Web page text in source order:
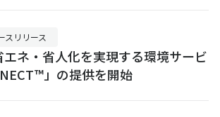
スリリース
ネ・省人化を実現する環境サービ
」の提供を開始